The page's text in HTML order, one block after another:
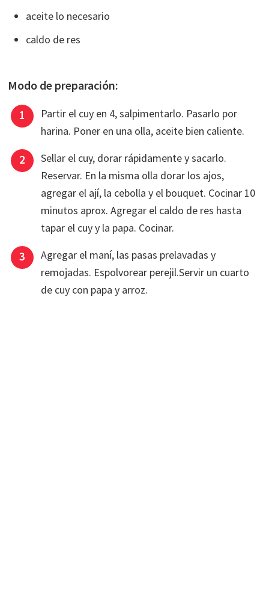
aceite lo necesario
caldo de res
Modo de preparación:
Partir el cuy en 4, salpimentarlo. Pasarlo por
harina. Poner en una olla, aceite bien caliente.
Sellar el cuy, dorar rápidamente y sacarlo.
Reservar. En la misma olla dorar los ajos,
agregar el ají, la cebolla y el bouquet. Cocinar 10
minutos aprox. Agregar el caldo de res hasta
tapar el cuy y la papa. Cocinar.
Agregar el maní, las pasas prelavadas y
remojadas. Espolvorear perejil.Servir un cuarto
de cuy con papa y arroz.